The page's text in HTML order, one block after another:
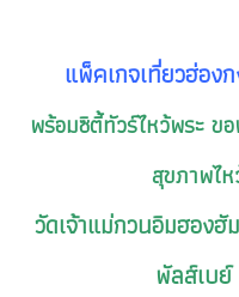
แพ็คเกจเที่ยวฮ่อ
พร้อมซิตี้ทัวร์ไหว้พระ ข
สุขภาพไ
วัดเจ้าแม่กวนอิมฮอง
พัลส์เบ